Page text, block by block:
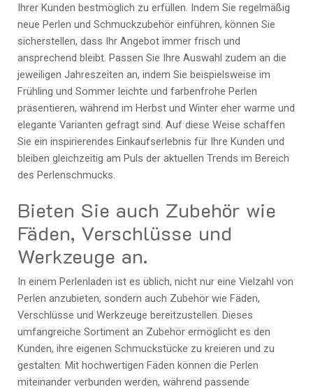
Ihrer Kunden bestmöglich zu erfüllen. Indem Sie regelmäßig
neue Perlen und Schmuckzubehör einführen, können Sie
sicherstellen, dass Ihr Angebot immer frisch und
ansprechend bleibt. Passen Sie Ihre Auswahl zudem an die
jeweiligen Jahreszeiten an, indem Sie beispielsweise im
Frühling und Sommer leichte und farbenfrohe Perlen
präsentieren, während im Herbst und Winter eher warme und
elegante Varianten gefragt sind. Auf diese Weise schaffen
Sie ein inspirierendes Einkaufserlebnis für Ihre Kunden und
bleiben gleichzeitig am Puls der aktuellen Trends im Bereich
des Perlenschmucks.
Bieten Sie auch Zubehör wie
Fäden, Verschlüsse und
Werkzeuge an.
In einem Perlenladen ist es üblich, nicht nur eine Vielzahl von
Perlen anzubieten, sondern auch Zubehör wie Fäden,
Verschlüsse und Werkzeuge bereitzustellen. Dieses
umfangreiche Sortiment an Zubehör ermöglicht es den
Kunden, ihre eigenen Schmuckstücke zu kreieren und zu
gestalten. Mit hochwertigen Fäden können die Perlen
miteinander verbunden werden, während passende